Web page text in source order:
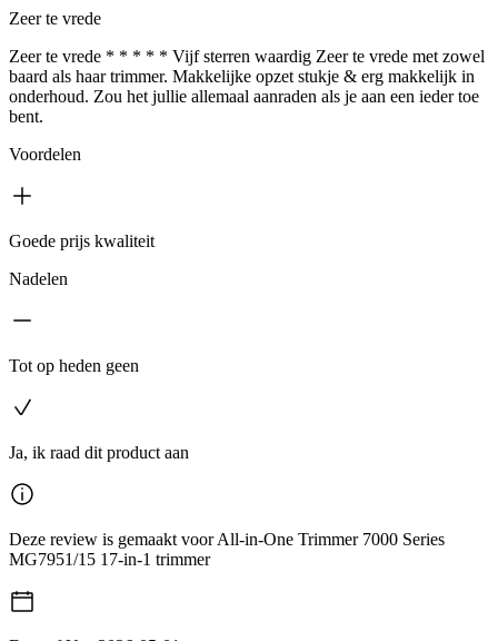
Zeer te vrede
Zeer te vrede * * * * * Vijf sterren waardig Zeer te vrede met zowel
baard als haar trimmer. Makkelijke opzet stukje & erg makkelijk in
onderhoud. Zou het jullie allemaal aanraden als je aan een ieder toe
bent.
Voordelen
Goede prijs kwaliteit
Nadelen
Tot op heden geen
Ja, ik raad dit product aan
Deze review is gemaakt voor All-in-One Trimmer 7000 Series
MG7951/15 17-in-1 trimmer